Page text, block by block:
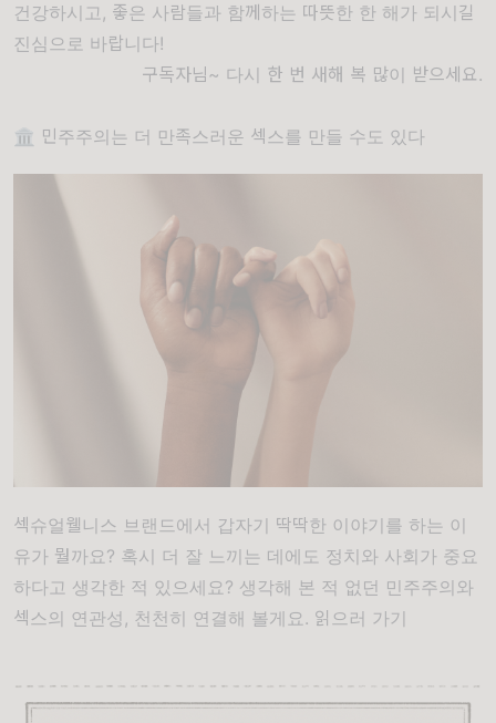
건강하시고, 좋은 사람들과 함께하는 따뜻한 한 해가 되시길
진심으로 바랍니다!
구독자님~ 다시 한 번 새해 복 많이 받으세요.
🏛️ 민주주의는 더 만족스러운 섹스를 만들 수도 있다
섹슈얼웰니스 브랜드에서 갑자기 딱딱한 이야기를 하는 이
유가 뭘까요? 혹시 더 잘 느끼는 데에도 정치와 사회가 중요
하다고 생각한 적 있으세요? 생각해 본 적 없던 민주주의와
섹스의 연관성, 천천히 연결해 볼게요. 읽으러 가기